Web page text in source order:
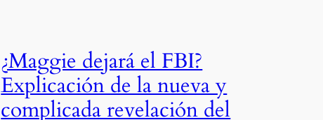
¿Maggie dejará el FBI?
Explicación de la nueva y
complicada revelación del